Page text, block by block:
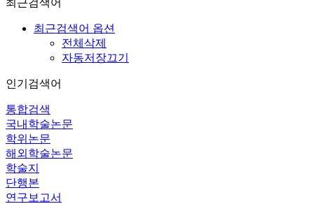
최근검색어
최근검색어 옵션
전체삭제
자동저장끄기
인기검색어
통합검색
국내학술논문
학위논문
해외학술논문
학술지
단행본
연구보고서